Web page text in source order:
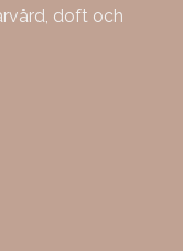
doft och